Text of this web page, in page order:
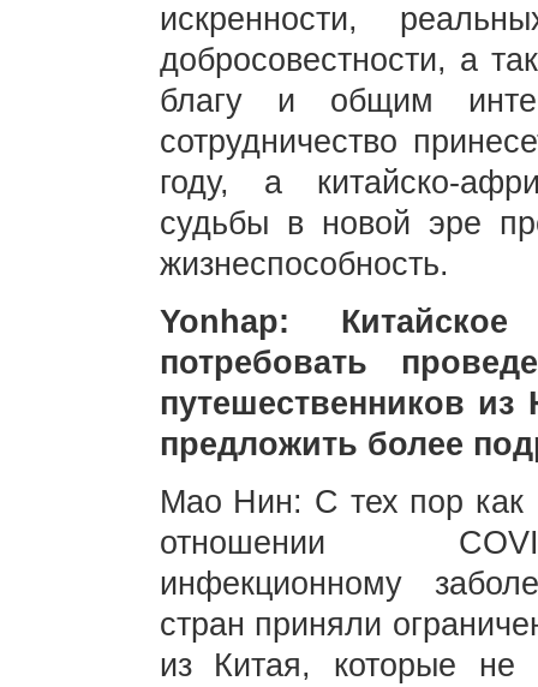
искренности,
добросовестности, а
благу и общим
сотрудничество
году, а китайско-
судьбы в новой эре
жизнеспособность.
Yonhap:
потребовать
путешественников
предложить более
Мао Нин: С тех пор как
отношении
инфекционному
стран приняли
из Китая, которые не